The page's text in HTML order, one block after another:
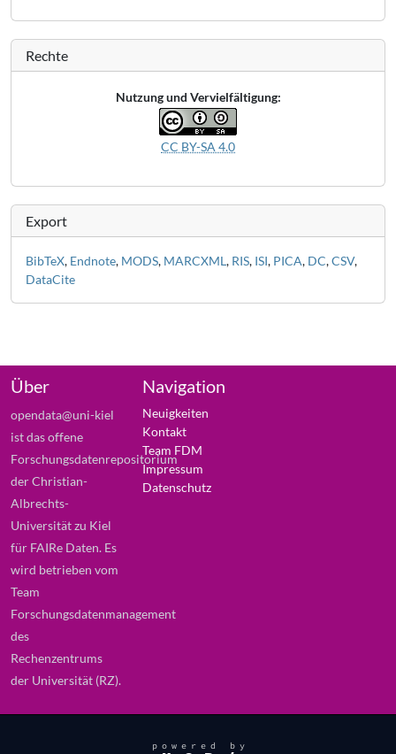
Rechte
Nutzung und Vervielfältigung:
CC BY-SA 4.0
Export
BibTeX, Endnote, MODS, MARCXML, RIS, ISI, PICA, DC,CSV,
DataCite
Über
opendata@uni-kiel
ist das offene
Forschungsdatenrepositorium
der Christian-
Albrechts-
Universität zu Kiel
für FAIRe Daten. Es
wird betrieben vom
Team
Forschungsdatenmanagement
des
Rechenzentrums
der Universität (RZ).
Navigation
Neuigkeiten
Kontakt
Team FDM
Impressum
Datenschutz